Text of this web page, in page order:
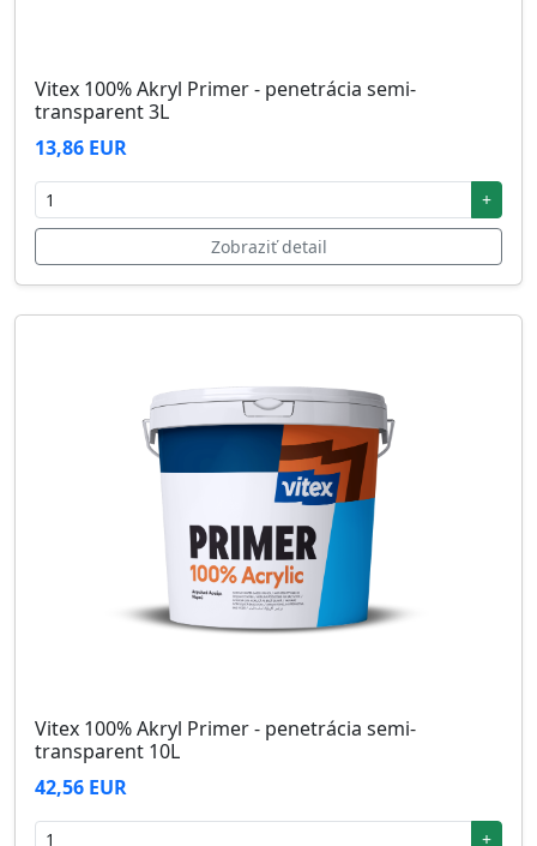
Vitex 100% Akryl Primer - penetrácia semi-
transparent 3L
13,86 EUR
+
Zobraziť detail
Vitex 100% Akryl Primer - penetrácia semi-
transparent 10L
42,56 EUR
+